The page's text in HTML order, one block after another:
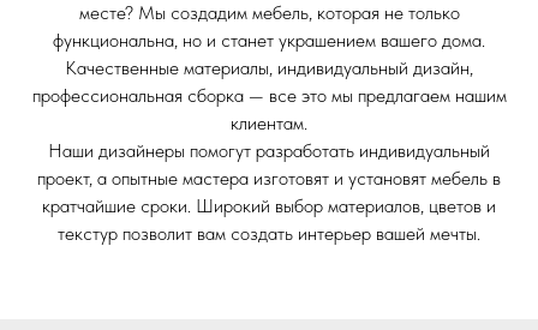
месте? Мы создадим мебель, которая не только
функциональна, но и станет украшением вашего дома.
Качественные материалы, индивидуальный дизайн,
профессиональная сборка — все это мы предлагаем нашим
клиентам.
Наши дизайнеры помогут разработать индивидуальный
проект, а опытные мастера изготовят и установят мебель в
кратчайшие сроки. Широкий выбор материалов, цветов и
текстур позволит вам создать интерьер вашей мечты.